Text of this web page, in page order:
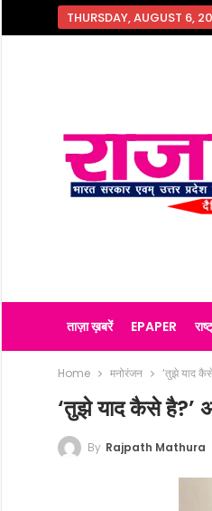
THURSDAY, AUGUST 6,
ताज़ा ख़बरें EPAPER
Home मनोरंजन ‘तुझे याद
‘तुझे याद कैसे है?’
By Rajpath Mathura